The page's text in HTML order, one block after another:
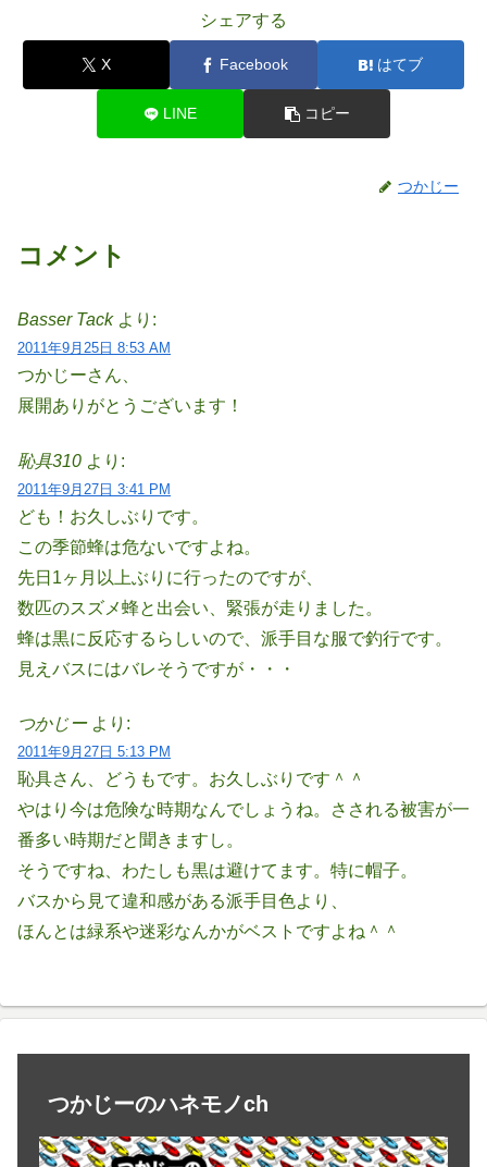
シェアする
X Facebook はてブ
LINE コピー
つかじー
コメント
Basser Tack より:
2011年9月25日 8:53 AM
つかじーさん、
展開ありがとうございます！
恥具310 より:
2011年9月27日 3:41 PM
ども！お久しぶりです。
この季節蜂は危ないですよね。
先日1ヶ月以上ぶりに行ったのですが、
数匹のスズメ蜂と出会い、緊張が走りました。
蜂は黒に反応するらしいので、派手目な服で釣行です。
見えバスにはバレそうですが・・・
つかじー より:
2011年9月27日 5:13 PM
恥具さん、どうもです。お久しぶりです＾＾
やはり今は危険な時期なんでしょうね。さされる被害が一
番多い時期だと聞きますし。
そうですね、わたしも黒は避けてます。特に帽子。
バスから見て違和感がある派手目色より、
ほんとは緑系や迷彩なんかがベストですよね＾＾
つかじーのハネモノch